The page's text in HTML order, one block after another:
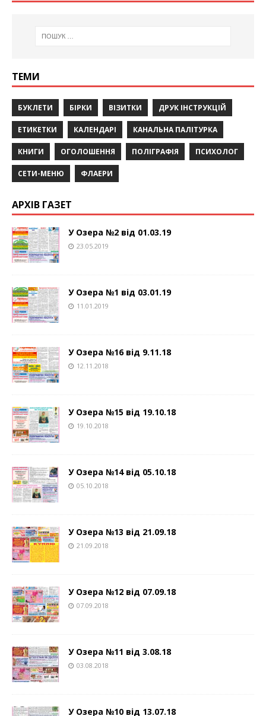
ТЕМИ
БУКЛЕТИ БІРКИ ВІЗИТКИ ДРУК ІНСТРУКЦІЙ
ЕТИКЕТКИ КАЛЕНДАРІ КАНАЛЬНА ПАЛІТУРКА
КНИГИ ОГОЛОШЕННЯ ПОЛІГРАФІЯ ПСИХОЛОГ
СЕТИ-МЕНЮ ФЛАЕРИ
АРХІВ ГАЗЕТ
У Озера №2 від 01.03.19
23.05.2019
У Озера №1 від 03.01.19
11.01.2019
У Озера №16 від 9.11.18
12.11.2018
У Озера №15 від 19.10.18
19.10.2018
У Озера №14 від 05.10.18
05.10.2018
У Озера №13 від 21.09.18
21.09.2018
У Озера №12 від 07.09.18
07.09.2018
У Озера №11 від 3.08.18
03.08.2018
У Озера №10 від 13.07.18